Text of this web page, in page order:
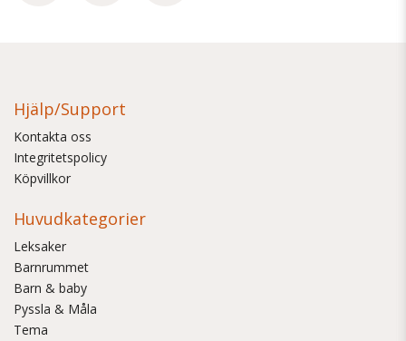
Hjälp/Support
Kontakta oss
Integritetspolicy
Köpvillkor
Huvudkategorier
Leksaker
Barnrummet
Barn & baby
Pyssla & Måla
Tema